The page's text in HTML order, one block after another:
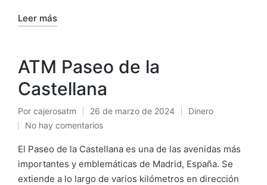
Leer más
ATM Paseo de la
Castellana
Publicado
por
Por cajerosatm 26 de marzo de 2024
Publicado
Dinero
No hay comentarios
El Paseo de la Castellana es una de las avenidas más
importantes y emblemáticas de Madrid, España. Se
extiende a lo largo de varios kilómetros en dirección